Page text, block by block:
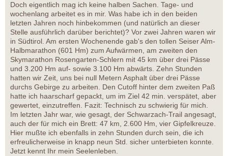
Doch eigentlich mag ich keine halben Sachen. Tage- und
wochenlang arbeitet es in mir. Was habe ich in den beiden
letzten Jahren noch hinbekommen (und natürlich an dieser
Stelle ausführlich darüber berichtet)? Vor zwei Jahren waren wir
in Südtirol. Am ersten Wochenende gab's den tollen Seiser Alm-
Halbmarathon (601 Hm) zum Aufwärmen, am zweiten den
Skymarathon Rosengarten-Schlern mit 45 km über drei Pässe
und 3.200 Hm auf- sowie 3.100 Hm abwärts. Zehn Stunden
hatten wir Zeit, uns bei null Metern Asphalt über drei Pässe
durchs Gebirge zu arbeiten. Den Cutoff hinter dem zweiten Paß
hatte ich haarscharf gepackt, um im Ziel 42 min. verspätet, aber
gewertet, einzutreffen. Fazit: Technisch zu schwierig für mich.
Im letzten Jahr war, wie gesagt, der Schwarzach-Trail angesagt,
auch der für mich ein Brett: 47 km, 2.600 Hm, vier Gipfelkreuze.
Hier mußte ich ebenfalls in zehn Stunden durch sein, die ich
erfreulicherweise in knapp neun Std. sicher unterbieten konnte.
Jetzt kennt Ihr mein Seelenleben.